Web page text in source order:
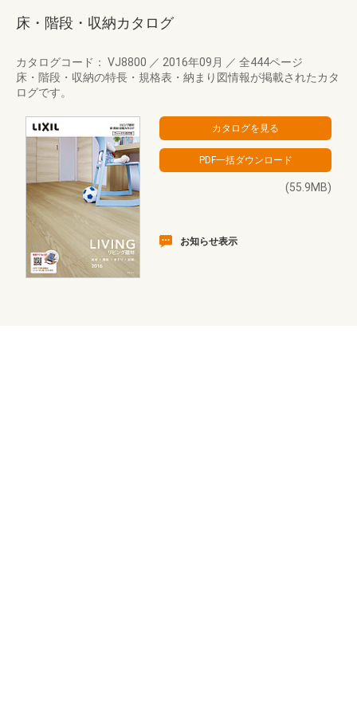
床・階段・収納カタログ
カタログコード： VJ8800 ／ 2016年09月 ／ 全444ページ
床・階段・収納の特長・規格表・納まり図情報が掲載されたカタ
ログです。
(55.9MB)
お知らせ表示